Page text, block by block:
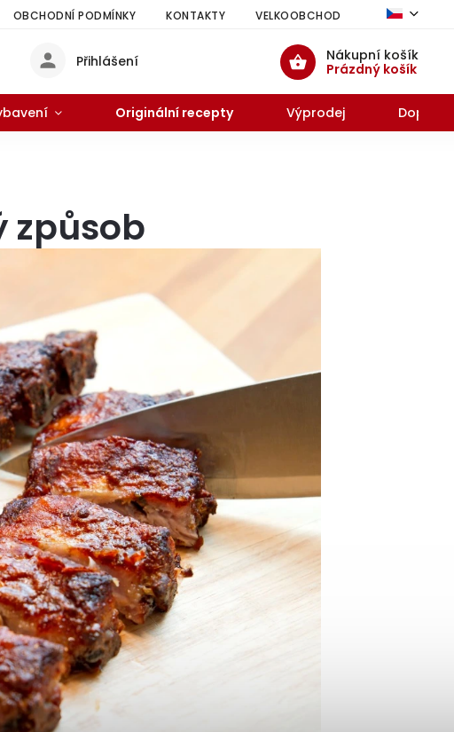
OBCHODNÍ PODMÍNKY KONTAKTY VELKOOBCHOD HODNOCENÍ
Nákupní košík
Prázdný košík
Přihlášení
Originální recepty Výprodej
způsob